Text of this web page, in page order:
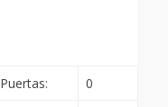
Puertas:
0